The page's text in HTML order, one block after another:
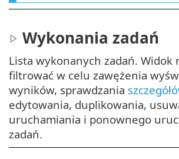
Wykonania zadań
Lista wykonanych zadań. Widok
filtrować w celu zawężenia
wyników, sprawdzania
edytowania, duplikowania,
uruchamiania i ponownego
zadań.